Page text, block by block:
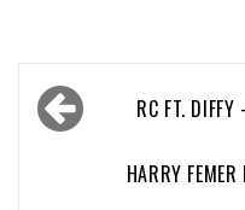
Bericht
navigatieRC FT.
HARRY